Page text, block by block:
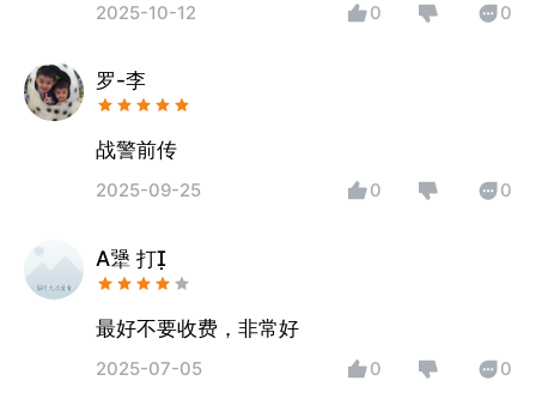
2025-10-12 0 0
罗-李
战警前传
2025-09-25 0 0
A犟 打
最好不要收费，非常好
2025-07-05 0 0